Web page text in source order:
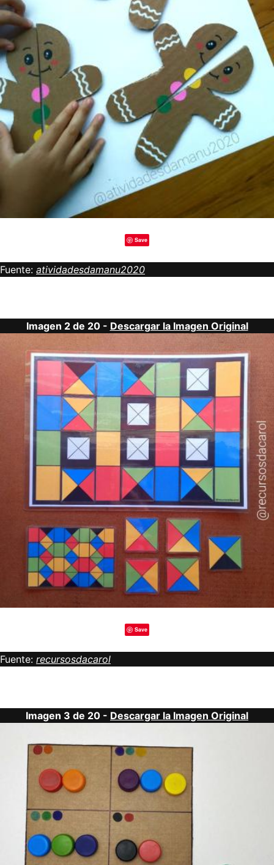
Save
Fuente: atividadesdamanu2020
Imagen 2 de 20 - Descargar la Imagen Original
Save
Fuente: recursosdacarol
Imagen 3 de 20 - Descargar la Imagen Original